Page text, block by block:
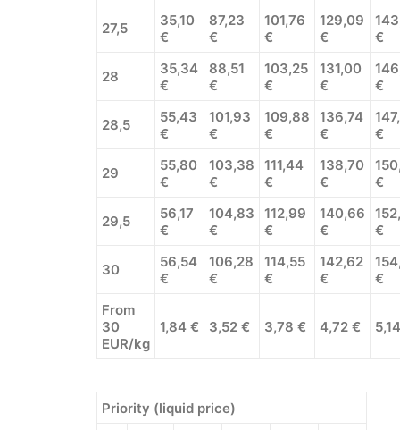
27,5
35,10
€
87,23
€
101,76
€
129,09
€
€
28
35,34
€
88,51
€
103,25
€
131,00
€
€
28,5
55,43
€
101,93
€
109,88
€
136,74
€
€
29
55,80
€
103,38
€
111,44
€
138,70
€
€
29,5
56,17
€
104,83
€
112,99
€
140,66
€
€
30
56,54
€
106,28
€
114,55
€
142,62
€
€
From
30
EUR/kg
1,84 € 3,52 € 3,78 € 4,72 €
Priority (liquid price)